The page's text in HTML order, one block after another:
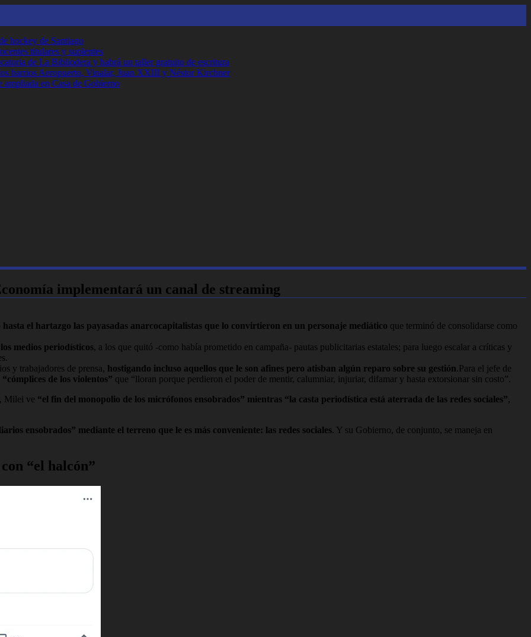
hockey de Santiago
titulares y suplentes
de La Bibliodera y habrá un taller gratuito de escritura
barrios Aeropuerto, Vinalar, Juan XXIII y Néstor Kirchner
en Casa de Gobierno
implementará un canal de streaming
hasta el hartazgo las payasadas anarcocapitalistas que lo convirtieron en un personaje mediático que terminó de consolidarse como
medios periodísticos, a los que quitó -como había prometido en campaña- pautas publicitarias estatales; para luego escalar a críticas y
y trabajadores de prensa, hostigando incluso aquellos que le son afines pero atisban algún reparo sobre su gestión.Para el jefe de
de los violentos” que “lloran porque perdieron el poder de mentir, calumniar, injuriar, difamar y hasta extorsionar sin costo”.
Milei ve “el fin del monopolio de los micrófonos ensobrados” mientras “la casta periodística está aterrada de las redes sociales”,
ensobrados” mediante el terreno que le es más conveniente: las redes sociales. Y su Gobierno, de conjunto, se maneja en
“el halcón”